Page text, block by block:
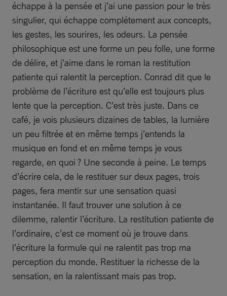
échappe à la pensée et j’ai une passion pour le très
singulier, qui échappe complétement aux concepts,
les gestes, les sourires, les odeurs. La pensée
philosophique est une forme un peu folle, une forme
de délire, et j’aime dans le roman la restitution
patiente qui ralentit la perception. Conrad dit que le
problème de l’écriture est qu’elle est toujours plus
lente que la perception. C’est très juste. Dans ce
café, je vois plusieurs dizaines de tables, la lumière
un peu filtrée et en même temps j’entends la
musique en fond et en même temps je vous
regarde, en quoi ? Une seconde à peine. Le temps
d’écrire cela, de le restituer sur deux pages, trois
pages, fera mentir sur une sensation quasi
instantanée. Il faut trouver une solution à ce
dilemme, ralentir l’écriture. La restitution patiente de
l’ordinaire, c’est ce moment où je trouve dans
l’écriture la formule qui ne ralentit pas trop ma
perception du monde. Restituer la richesse de la
sensation, en la ralentissant mais pas trop.